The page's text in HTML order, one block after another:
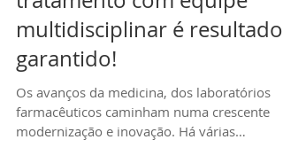
Atividade física associada ao
tratamento com equipe
multidisciplinar é resultado
garantido!
Os avanços da medicina, dos laboratórios